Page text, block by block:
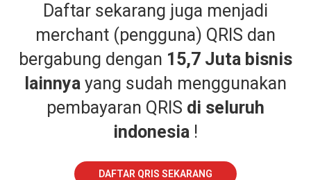
Daftar sekarang juga menjadi
merchant (pengguna) QRIS dan
bergabung dengan 15,7 Juta bisnis
lainnya yang sudah menggunakan
pembayaran QRIS di seluruh
indonesia !
DAFTAR QRIS SEKARANG